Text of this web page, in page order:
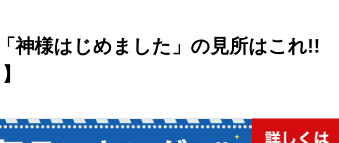
神様はじめました」の見所はこれ!!